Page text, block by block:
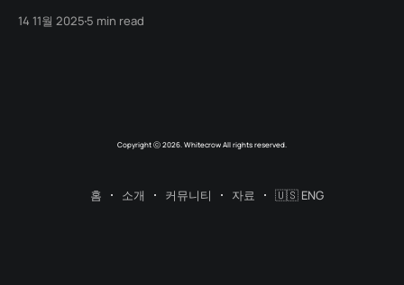
문에 떠났다. 다른 한 명은 속도가 나지 않아 재미가 없다며
14 11월 2025 5 min read
Copyright ⓒ 2026. Whitecrow All rights reserved.
홈 소개 커뮤니티 자료 🇺🇸 ENG